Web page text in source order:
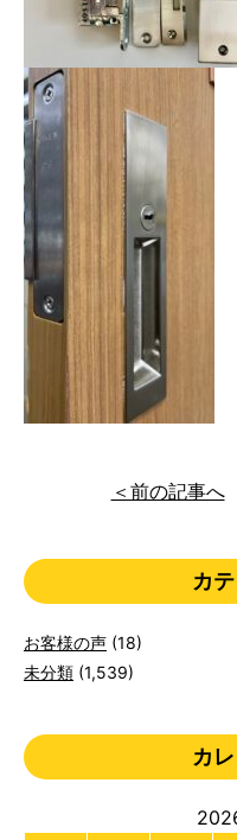
＜前の記事へ
カ
お客様の声 (18)
未分類 (1,539)
カ